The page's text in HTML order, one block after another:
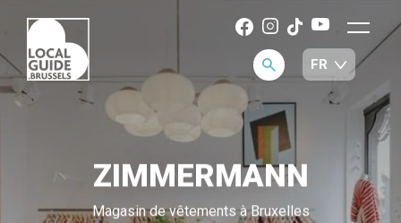
ZIMMERMANN
Magasin de vêtements à Bruxelles